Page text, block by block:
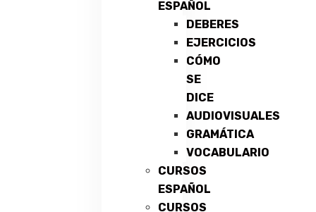
ESPAÑOL
DEBERES
EJERCICIOS
CÓMO
SE
DICE
AUDIOVISUALES
GRAMÁTICA
VOCABULARIO
CURSOS
ESPAÑOL
CURSOS